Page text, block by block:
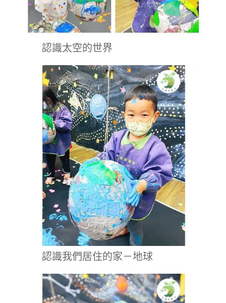
認識太空的世界
認識我們居住的家－地球